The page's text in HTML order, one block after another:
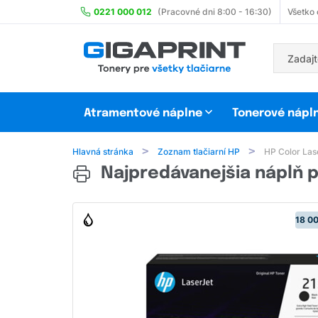
0221 000 012 (Pracovné dni 8:00 - 16:30) Všetko
Atramentové náplne Tonerové
Hlavná stránka Zoznam tlačiarní HP HP Color
Najpredávanejšia náplň
18